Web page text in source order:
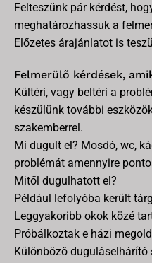
Felteszünk pár kérdést,
meghatározhassuk a
Előzetes árajánlatot is
Felmerülő kérdések,
Kültéri, vagy beltéri a
készülünk további
szakemberrel.
Mi dugult el? Mosdó, wc,
problémát amennyire
Mitől dugulhatott el?
Például lefolyóba került
Leggyakoribb okok közé
Próbálkoztak e házi
Különböző duguláselhárító